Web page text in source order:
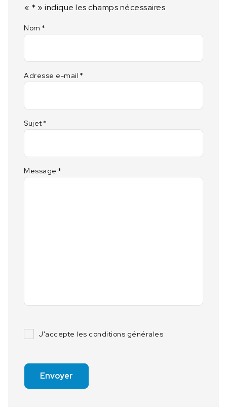
« * » indique les champs nécessaires
Nom *
Adresse e-mail *
Sujet *
Message *
J'accepte les conditions générales
Envoyer